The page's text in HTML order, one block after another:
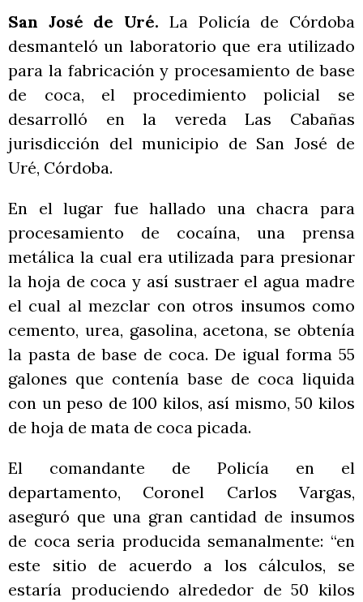
San José de Uré. La Policía de Córdoba
desmanteló un laboratorio que era utilizado
para la fabricación y procesamiento de base
de coca, el procedimiento policial se
desarrolló en la vereda Las Cabañas
jurisdicción del municipio de San José de
Uré, Córdoba.
En el lugar fue hallado una chacra para
procesamiento de cocaína, una prensa
metálica la cual era utilizada para presionar
la hoja de coca y así sustraer el agua madre
el cual al mezclar con otros insumos como
cemento, urea, gasolina, acetona, se obtenía
la pasta de base de coca. De igual forma 55
galones que contenía base de coca liquida
con un peso de 100 kilos, así mismo, 50 kilos
de hoja de mata de coca picada.
El comandante de Policía en el
departamento, Coronel Carlos Vargas,
aseguró que una gran cantidad de insumos
de coca seria producida semanalmente: “en
este sitio de acuerdo a los cálculos, se
estaría produciendo alrededor de 50 kilos